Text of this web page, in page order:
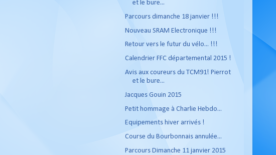
et le bure...
Parcours dimanche 18 janvier !!!
Nouveau SRAM Electronique !!!
Retour vers le futur du vélo... !!!
Calendrier FFC départemental 2015 !
Avis aux coureurs du TCM91! Pierrot
et le bure...
Jacques Gouin 2015
Petit hommage à Charlie Hebdo...
Equipements hiver arrivés !
Course du Bourbonnais annulée...
Parcours Dimanche 11 janvier 2015